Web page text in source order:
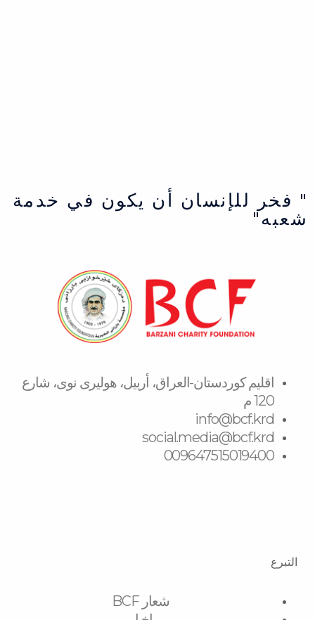
" فخر للإنسان أن يكون في خدمة
شعبه"
اقلیم كوردستان-العراق، أربیل، هولیری نوی، شارع
120 م
info@bcf.krd
social.media@bcf.krd
009647515019400
التبرع
شعار BCF